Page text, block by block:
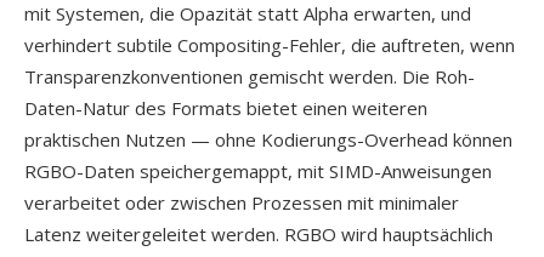
mit Systemen, die Opazität statt Alpha erwarten, und
verhindert subtile Compositing-Fehler, die auftreten, wenn
Transparenzkonventionen gemischt werden. Die Roh-
Daten-Natur des Formats bietet einen weiteren
praktischen Nutzen — ohne Kodierungs-Overhead können
RGBO-Daten speichergemappt, mit SIMD-Anweisungen
verarbeitet oder zwischen Prozessen mit minimaler
Latenz weitergeleitet werden. RGBO wird hauptsächlich